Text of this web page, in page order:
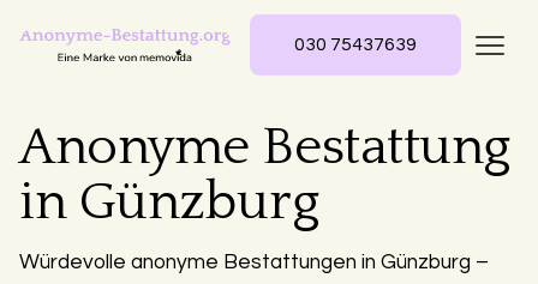
030 75437639
Anonyme Bestattung
in Günzburg
Würdevolle anonyme Bestattungen in Günzburg –